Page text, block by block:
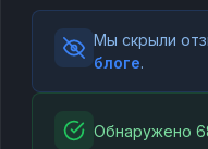
Мы скрыли
блоге.
Обнаружено